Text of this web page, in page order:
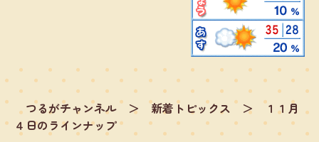
つるがチャンネル ＞ 新着トピックス ＞
１１月
４日のラインナップ